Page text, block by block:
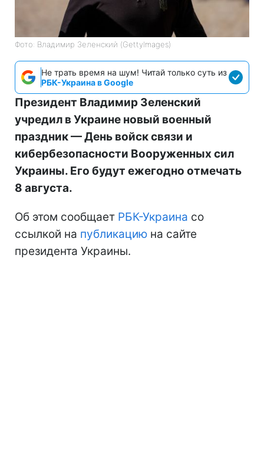
Фото: Владимир Зеленский (GettyImages)
Не трать время на шум! Читай только суть из
РБК-Украина в Google
Президент Владимир Зеленский
учредил в Украине новый военный
праздник — День войск связи и
кибербезопасности Вооруженных сил
Украины. Его будут ежегодно отмечать
8 августа.
Об этом сообщает РБК-Украина со
ссылкой на публикацию на сайте
президента Украины.